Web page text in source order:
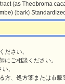
(as Theobroma
(bark)
ださい。
にご相談ください。
。
方、処方薬または市